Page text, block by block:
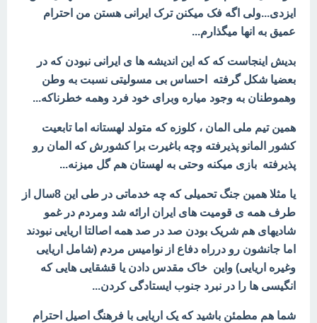
ایزدی...ولی اگه فک میکنن ترک ایرانی هستن من احترام
عمیق به انها میگذارم...
بدیش اینجاست که که این اندیشه ها ی ایرانی نبودن که در
بعضیا شکل گرفته احساس بی مسولیتی نسبت به وطن
وهموطنان به وجود میاره وبرای خود فرد وهمه خطرناکه...
همین تیم ملی المان ، کلوزه که متولد لهستانه اما تابعیت
کشور المانو پذیرفته وچه باغیرت برا کشورش که المان رو
پذیرفته بازی میکنه وحتی به لهستان هم گل میزنه...
یا مثلا همین جنگ تحمیلی که چه خدماتی در طی این 8سال از
طرف همه ی قومیت های ایران ارائه شد ومردم در غمو
شادیهای هم شریک بودن صد در صد همه اصالتا اریایی نبودند
اما جانشون رو درراه دفاع از نوامیس مردم (شامل اریایی
وغیره اریایی) واین خاک مقدس دادن یا قشقایی هایی که
انگیسی ها را در نبرد جنوب ایستادگی کردن...
شما هم مطمئن باشید که یک اریایی با فرهنگ اصیل احترام